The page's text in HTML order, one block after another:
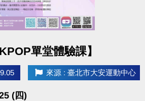
舞蹈動作，整堂課有14首歌，
到舞曲大帝國的混搭，
!
料】
單堂體驗課】
來源 : 臺北市大安運動中心
(四)